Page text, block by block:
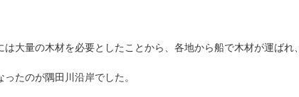
は大量の木材を必要としたことから、各地から船で木材が運ばれ、
ったのが隅田川沿岸でした。